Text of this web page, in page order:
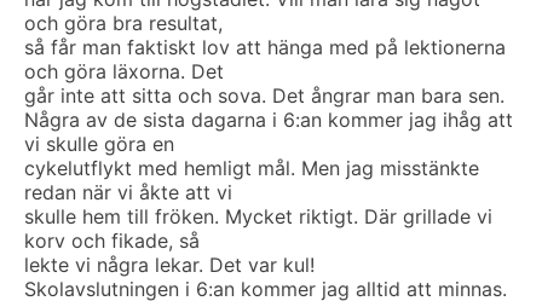
och göra bra resultat,
så får man faktiskt lov att hänga med på lektionerna
och göra läxorna. Det
går inte att sitta och sova. Det ångrar man bara sen.
Några av de sista dagarna i 6:an kommer jag ihåg att
vi skulle göra en
cykelutflykt med hemligt mål. Men jag misstänkte
redan när vi åkte att vi
skulle hem till fröken. Mycket riktigt. Där grillade vi
korv och fikade, så
lekte vi några lekar. Det var kul!
Skolavslutningen i 6:an kommer jag alltid att minnas.